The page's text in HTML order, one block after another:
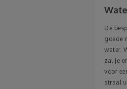
De
goede
water.
zal je
voor
straal